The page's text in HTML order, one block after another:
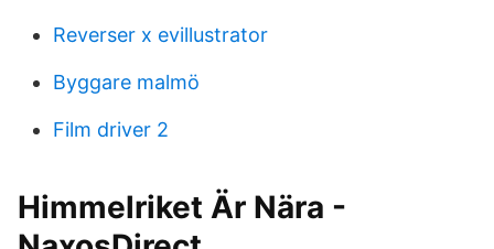
Reverser x evillustrator
Byggare malmö
Film driver 2
Himmelriket Är Nära -